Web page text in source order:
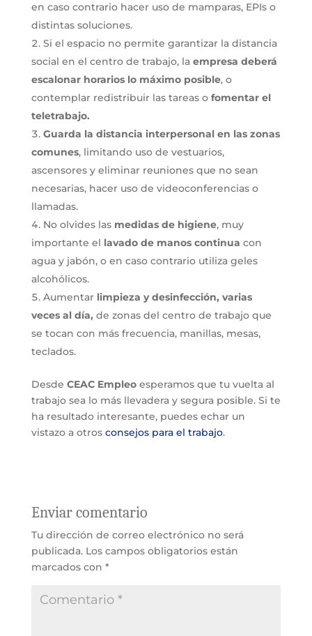
en caso contrario hacer uso de mamparas, EPIs o
distintas soluciones.
Si el espacio no permite garantizar la distancia
social en el centro de trabajo, la empresa deberá
escalonar horarios lo máximo posible, o
contemplar redistribuir las tareas ofomentar el
teletrabajo.
Guarda la distancia interpersonal en las zonas
comunes, limitando uso de vestuarios,
ascensores y eliminar reuniones que no sean
necesarias, hacer uso de videoconferencias o
llamadas.
No olvides lasmedidas de higiene, muy
importante el lavado de manos continua con
agua y jabón, o en caso contrario utiliza geles
alcohólicos.
Aumentar limpieza y desinfección, varias
veces al día, de zonas del centro de trabajo que
se tocan con más frecuencia, manillas, mesas,
teclados.
Desde CEAC Empleoesperamos que tu vuelta al
trabajo sea lo más llevadera y segura posible. Si te
ha resultado interesante, puedes echar un
vistazo a otros consejos para el trabajo.
Enviar comentario
Tu dirección de correo electrónico no será
publicada. Los campos obligatorios están
marcados con *